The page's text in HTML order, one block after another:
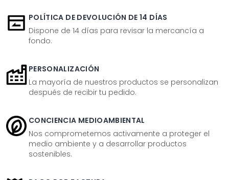
POLÍTICA DE DEVOLUCIÓN DE 14 DÍAS
Dispone de 14 días para revisar la mercancía a
fondo.
PERSONALIZACIÓN
La mayoría de nuestros productos se personalizan
después de recibir tu pedido.
CONCIENCIA MEDIOAMBIENTAL
Nos comprometemos activamente a proteger el
medio ambiente y a desarrollar productos
sostenibles.